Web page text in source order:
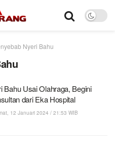
Nyeri Bahu
Bahu Usai Olahraga, Begini
dari Eka Hospital
12 Januari 2024 / 21:53 WIB